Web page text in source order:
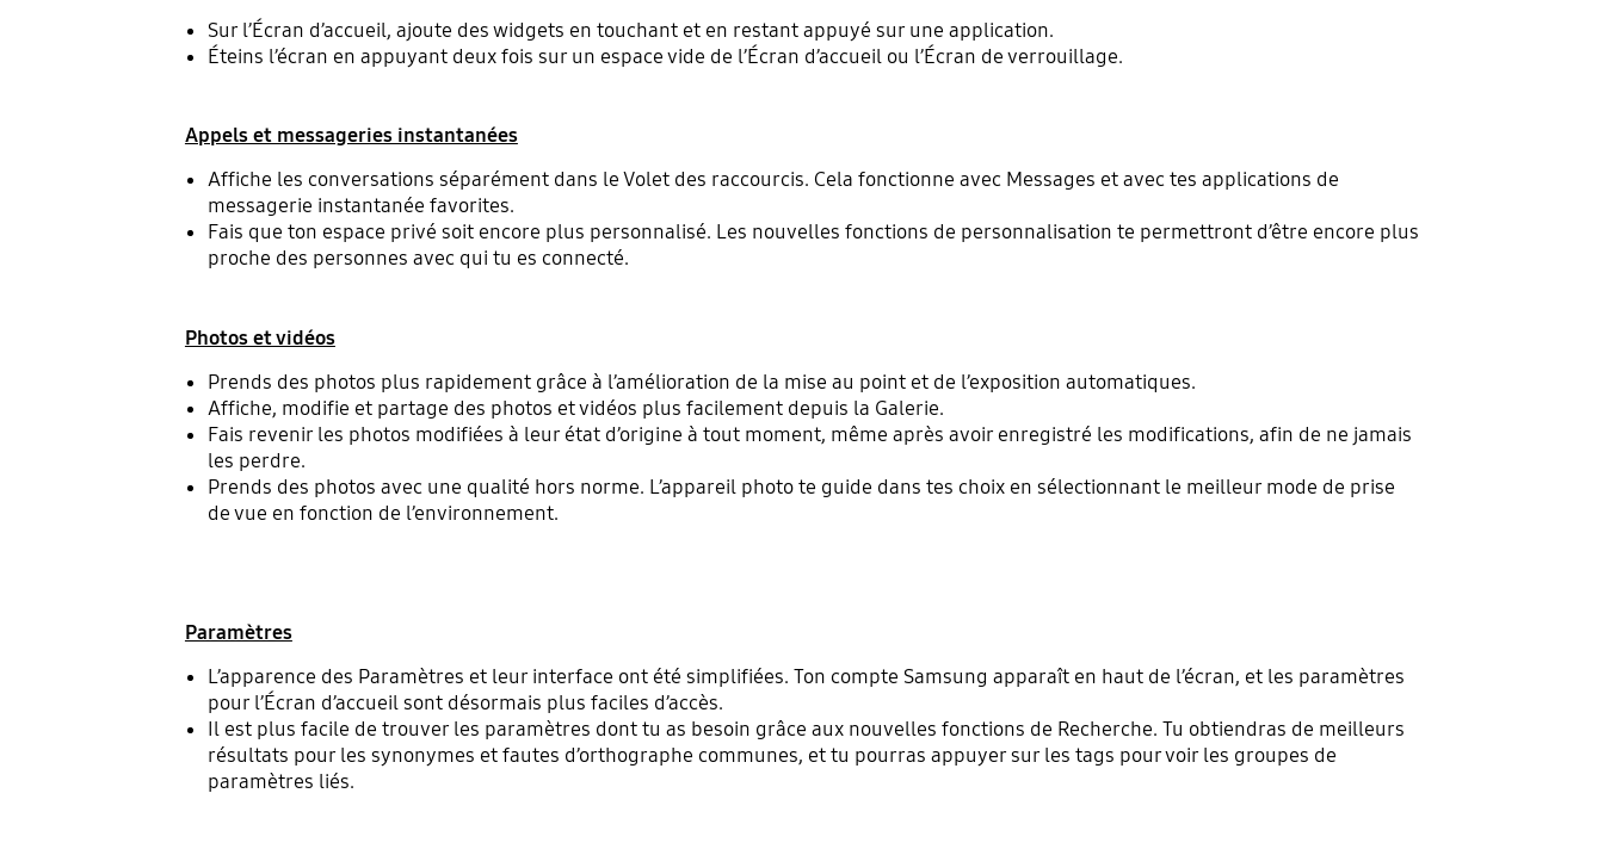
Sur l’Écran d’accueil, ajoute des widgets en touchant et en restant appuyé sur une application.
Éteins l’écran en appuyant deux fois sur un espace vide de l’Écran d’accueil ou l’Écran de verrouillage.
Appels et messageries instantanées
Affiche les conversations séparément dans le Volet des raccourcis. Cela fonctionne avec Messages et avec tes applications de
messagerie instantanée favorites.
Fais que ton espace privé soit encore plus personnalisé. Les nouvelles fonctions de personnalisation te permettront d’être encore plus
proche des personnes avec qui tu es connecté.
Photos et vidéos
Prends des photos plus rapidement grâce à l’amélioration de la mise au point et de l’exposition automatiques.
Affiche, modifie et partage des photos et vidéos plus facilement depuis la Galerie.
Fais revenir les photos modifiées à leur état d’origine à tout moment, même après avoir enregistré les modifications, afin de ne jamais
les perdre.
Prends des photos avec une qualité hors norme. L’appareil photo te guide dans tes choix en sélectionnant le meilleur mode de prise
de vue en fonction de l’environnement.
Paramètres
L’apparence des Paramètres et leur interface ont été simplifiées. Ton compte Samsung apparaît en haut de l’écran, et les paramètres
pour l’Écran d’accueil sont désormais plus faciles d’accès.
Il est plus facile de trouver les paramètres dont tu as besoin grâce aux nouvelles fonctions de Recherche. Tu obtiendras de meilleurs
résultats pour les synonymes et fautes d’orthographe communes, et tu pourras appuyer sur les tags pour voir les groupes de
paramètres liés.